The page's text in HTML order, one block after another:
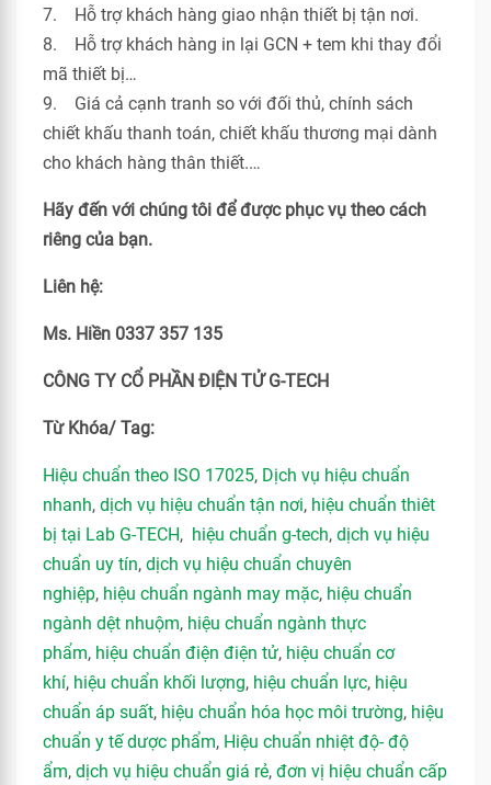
7. Hỗ trợ khách hàng giao nhận thiết bị tận nơi.
8. Hỗ trợ khách hàng in lại GCN + tem khi thay đổi
mã thiết bị…
9. Giá cả cạnh tranh so với đối thủ, chính sách
chiết khấu thanh toán, chiết khấu thương mại dành
cho khách hàng thân thiết.…
Hãy đến với chúng tôi để được phục vụ theo cách
riêng của bạn.
Liên hệ:
Ms. Hiền 0337 357 135
CÔNG TY CỔ PHẦN ĐIỆN TỬ G-TECH
Từ Khóa/ Tag:
Hiệu chuẩn theo ISO 17025, Dịch vụ hiệu chuẩn
nhanh, dịch vụ hiệu chuẩn tận nơi, hiệu chuẩn thiêt
bị tại Lab G-TECH, hiệu chuẩn g-tech, dịch vụ hiệu
chuẩn uy tín, dịch vụ hiệu chuẩn chuyên
nghiệp, hiệu chuẩn ngành may mặc, hiệu chuẩn
ngành dệt nhuộm, hiệu chuẩn ngành thực
phẩm, hiệu chuẩn điện điện tử, hiệu chuẩn cơ
khí, hiệu chuẩn khối lượng, hiệu chuẩn lực, hiệu
chuẩn áp suất, hiệu chuẩn hóa học môi trường, hiệu
chuẩn y tế dược phẩm, Hiệu chuẩn nhiệt độ- độ
ẩm, dịch vụ hiệu chuẩn giá rẻ, đơn vị hiệu chuẩn cấp